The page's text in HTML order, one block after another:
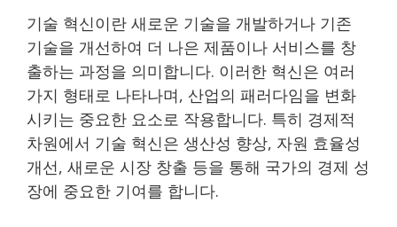
기술 혁신이란 새로운 기술을 개발하거나 기존
기술을 개선하여 더 나은 제품이나 서비스를 창
출하는 과정을 의미합니다. 이러한 혁신은 여러
가지 형태로 나타나며, 산업의 패러다임을 변화
시키는 중요한 요소로 작용합니다. 특히 경제적
차원에서 기술 혁신은 생산성 향상, 자원 효율성
개선, 새로운 시장 창출 등을 통해 국가의 경제 성
장에 중요한 기여를 합니다.